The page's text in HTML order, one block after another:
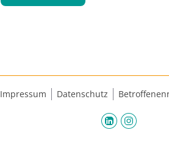
Impressum Datenschutz